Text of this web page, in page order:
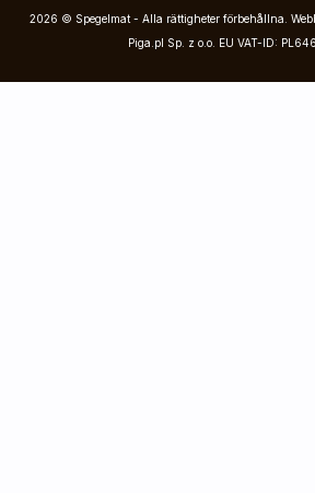
2026 © Spegelmat - Alla rättigheter förbehållna.
Piga.pl Sp. z o.o. EU VAT-ID: